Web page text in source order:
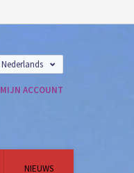
Nederlands
MIJN ACCOUNT
NIEUWS